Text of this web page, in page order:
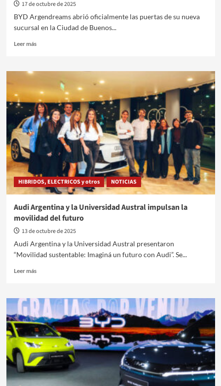
17 de octubre de 2025
BYD Argendreams abrió oficialmente las puertas de su nueva
sucursal en la Ciudad de Buenos...
Leer másLeer
BYD
Argendreams
desembarca
en
el
Obelisco
HIBRIDOS, ELECTRICOS y otros NOTICIAS
Audi Argentina y la Universidad Austral impulsan la
movilidad del futuro
13 de octubre de 2025
Audi Argentina y la Universidad Austral presentaron
“Movilidad sustentable: Imaginá un futuro con Audi”. Se...
Leer másLeer
Audi
Argentina
y
la
Universidad
Austral
impulsan
la
movilidad
del